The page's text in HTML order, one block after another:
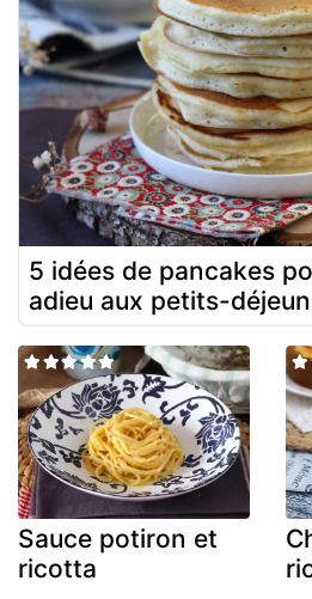
5 idées de pancakes
adieu aux petits-
Sauce potiron et
ricotta